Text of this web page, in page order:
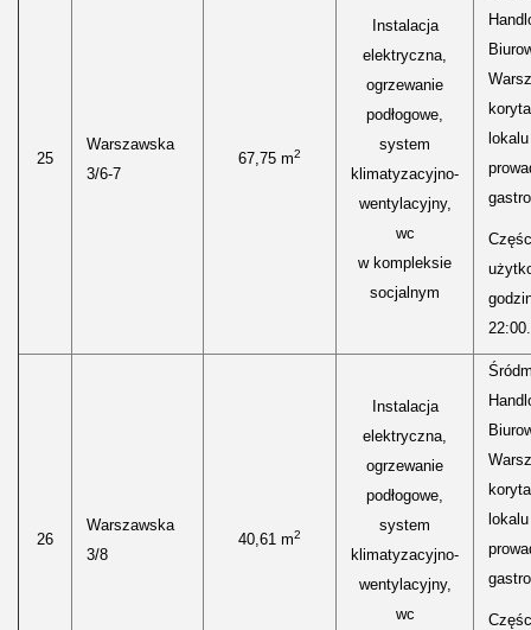
25
Warszawska
3/6-7
67,75 m2
Instalacja
elektryczna,
ogrzewanie
podłogowe,
system
klimatyzacyjno-
wentylacyjny,
wc
w kompleksie
socjalnym
22:00.
26
Warszawska
3/8
40,61 m2
Instalacja
elektryczna,
ogrzewanie
podłogowe,
system
klimatyzacyjno-
wentylacyjny,
wc